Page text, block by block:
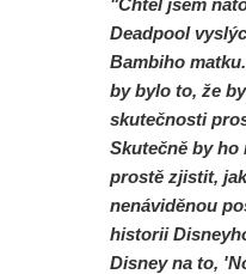
Deadpool
Bambiho
by bylo to, že
skutečnosti
Skutečně by ho
prostě zjistit,
nenáviděnou
historii
Disney na to,